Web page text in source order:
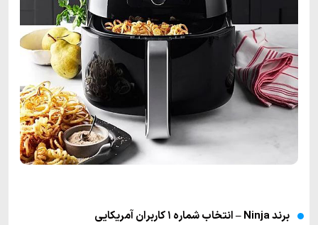
برند Ninja – انتخاب شماره ۱ کاربران آمریکایی